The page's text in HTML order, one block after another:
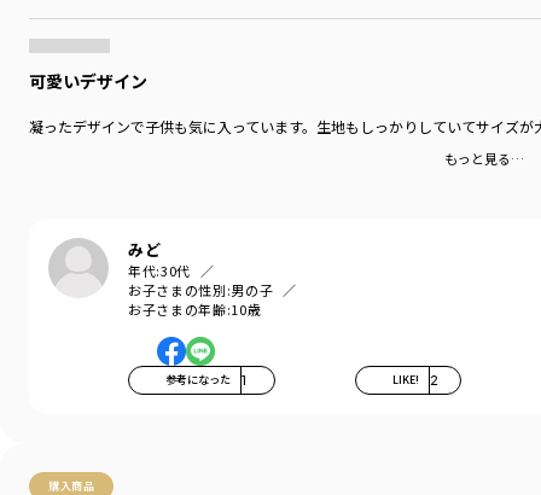
可愛いデザイン
凝ったデザインで子供も気に入っています。生地もしっかりしていてサイズ
もっと見る…
みど
年代:30代
お子さまの性別:男の子
お子さまの年齢:10歳
参考になった 1 LIKE! 2
購入商品
性別タイプ
対象イベント
商品番号